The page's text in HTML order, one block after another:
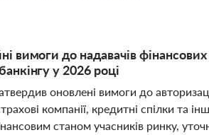
вимоги до надавачів
у 2026 році
оновлені вимоги до
компанії, кредитні спілки та
станом учасників ринку,